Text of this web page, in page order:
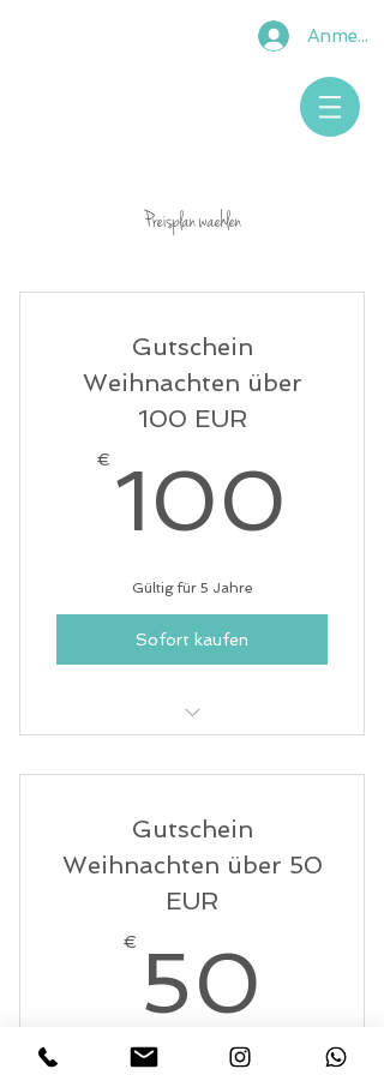
Anmelden
Preisplan waehlen
Gutschein
Weihnachten über
100 EUR
€ 100
Gültig für 5 Jahre
Sofort kaufen
Teilnahme an beliebigen Kursen
Gutschein
Weihnachten über 50
EUR
€ 50
Der Gutschein wird personalisiert